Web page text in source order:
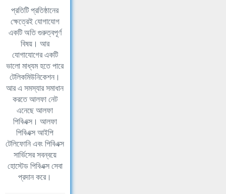
প্রতিটি প্রতিষ্ঠানের
ক্ষেত্রেই যোগাযোগ
একটি অতি গুরুত্বপূর্ণ
বিষয়। আর
যোগাযোগের একটি
ভালো মাধ্যম হতে পারে
টেলিকমিউনিকেশন।
আর এ সমস্যার সমাধান
করতে আলফা নেট
এনেছে আলফা
পিবিএক্স। আলফা
পিবিএক্স আইপি
টেলিফোনি এবং পিবিএক্স
সার্ভিসের সবন্বয়ে
হোস্টেড পিবিএক্স সেবা
প্রদান করে।